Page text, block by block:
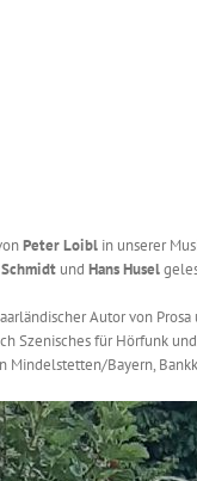
Peter Loibl in unserer
und Hans Husel
Autor von
Szenisches für Hörfunk
Mindelstetten/Bayern,